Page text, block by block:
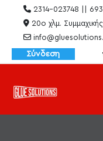
2314-023748 ||
20ο χλμ.
Σύνδεση